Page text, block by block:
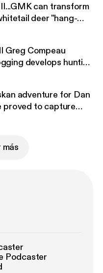
can transform
deer "hang-
Greg Compeau
develops hunting
adventure for Dan
proved to capture
Podcaster